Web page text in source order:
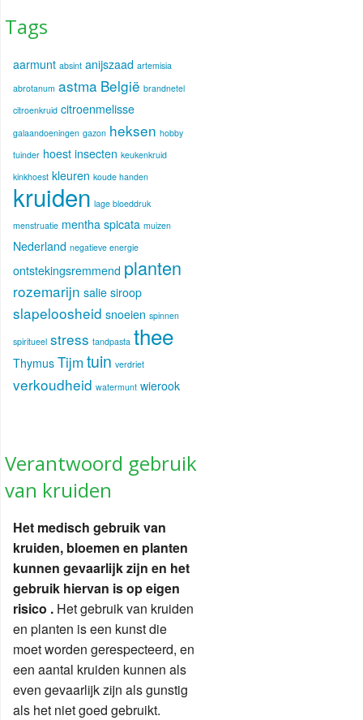
Tags
aarmunt absint anijszaad artemisia
abrotanum astma België brandnetel
citroenkruid citroenmelisse
galaandoeningen gazon heksen hobby
tuinder hoest insecten keukenkruid
kinkhoest kleuren koude handen
kruiden lage bloeddruk
menstruatie mentha spicata muizen
Nederland negatieve energie
ontstekingsremmend planten
rozemarijn salie siroop
slapeloosheid snoeien spinnen
spiritueel stress tandpasta thee
Thymus Tijm tuin verdriet
verkoudheid watermunt wierook
Verantwoord gebruik
van kruiden
Het medisch gebruik van
kruiden, bloemen en planten
kunnen gevaarlijk zijn en het
gebruik hiervan is op eigen
risico . Het gebruik van kruiden
en planten is een kunst die
moet worden gerespecteerd, en
een aantal kruiden kunnen als
even gevaarlijk zijn als gunstig
als het niet goed gebruikt.